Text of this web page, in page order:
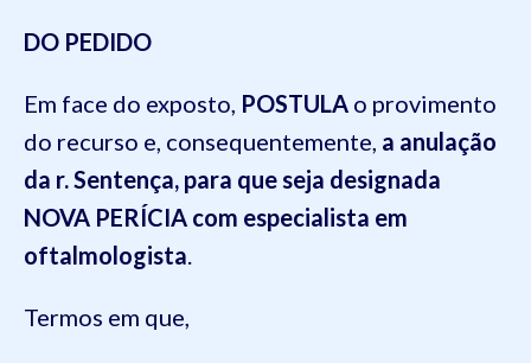
DO PEDIDO
Em face do exposto, POSTULA o provimento
do recurso e, consequentemente, a anulação
da r. Sentença, para que seja designada
NOVA PERÍCIA com especialista em
oftalmologista.
Termos em que,